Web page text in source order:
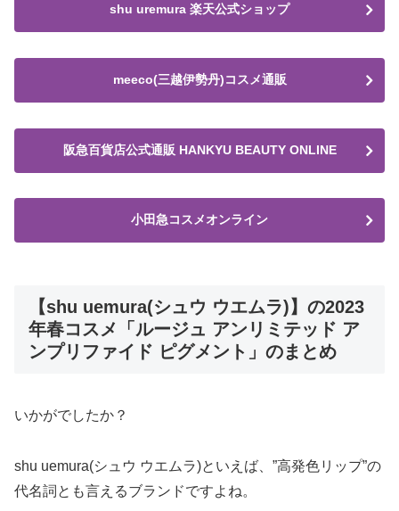
shu uremura 楽天公式ショップ
meeco(三越伊勢丹)コスメ通販
阪急百貨店公式通販 HANKYU BEAUTY ONLINE
小田急コスメオンライン
【shu uemura(シュウ ウエムラ)】の2023
年春コスメ「ルージュ アンリミテッド ア
ンプリファイド ピグメント」のまとめ
いかがでしたか？
shu uemura(シュウ ウエムラ)といえば、”高発色リップ”の
代名詞とも言えるブランドですよね。